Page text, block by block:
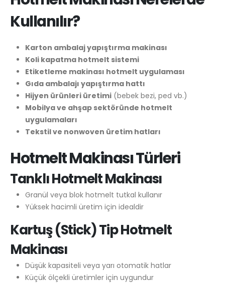
Kullanılır?
Karton ambalaj yapıştırma makinası
Koli kapatma hotmelt sistemi
Etiketleme makinası hotmelt uygulaması
Gıda ambalajı yapıştırma hattı
Hijyen ürünleri üretimi(bebek bezi, ped vb.)
Mobilya ve ahşap sektöründe hotmelt
uygulamaları
Tekstil ve nonwoven üretim hatları
Hotmelt Makinası Türleri
Tanklı Hotmelt Makinası
Granül veya blok hotmelt tutkal kullanır
Yüksek hacimli üretim için idealdir
Kartuş (Stick) Tip Hotmelt
Makinası
Düşük kapasiteli veya yarı otomatik hatlar
Küçük ölçekli üretimler için uygundur